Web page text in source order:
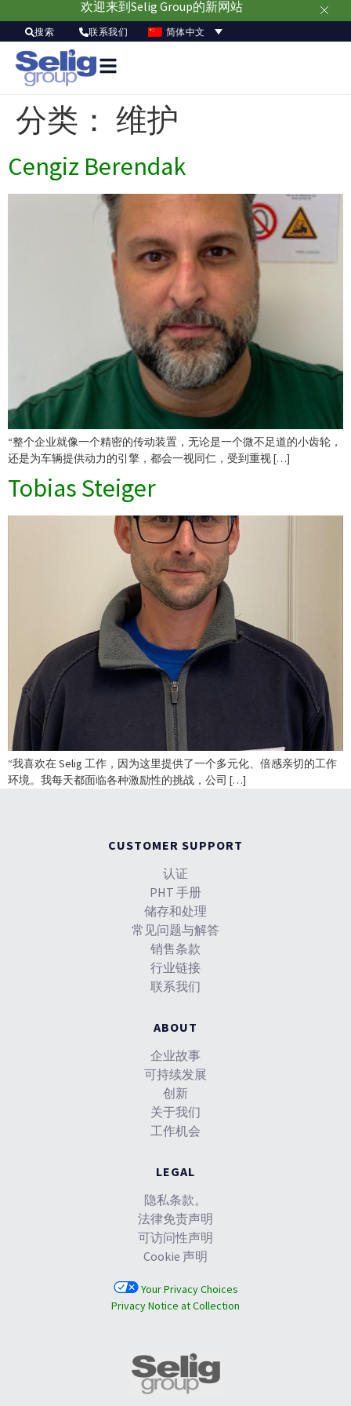
欢迎来到Selig Group的新网站
搜索 联系我们 简体中文
分类： 维护
Cengiz Berendak
“整个企业就像一个精密的传动装置，无论是一个微不足道的小齿轮，
还是为车辆提供动力的引擎，都会一视同仁，受到重视 […]
Tobias Steiger
“我喜欢在 Selig 工作，因为这里提供了一个多元化、倍感亲切的工作
环境。我每天都面临各种激励性的挑战，公司 […]
CUSTOMER SUPPORT
认证
PHT 手册
储存和处理
常见问题与解答
销售条款
行业链接
联系我们
ABOUT
企业故事
可持续发展
创新
关于我们
工作机会
LEGAL
隐私条款。
法律免责声明
可访问性声明
Cookie 声明
Your Privacy Choices
Privacy Notice at Collection